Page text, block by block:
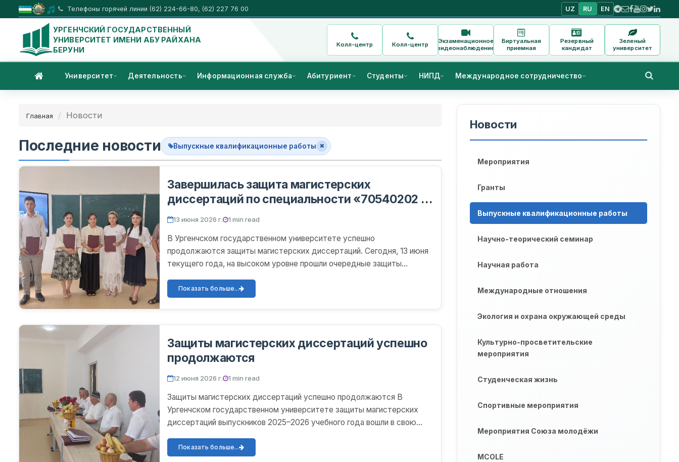
Телефоны горячей линии (62) 224-66-80, (62) 227 76 00 UZ RU EN
УРГЕНЧСКИЙ ГОСУДАРСТВЕННЫЙ
УНИВЕРСИТЕТ ИМЕНИ АБУ РАЙХАНА
БЕРУНИ
Колл-центр Колл-центр
Экзаменационное
видеонаблюдение
Виртуальная
приемная
Резервный
кандидат
Зеленый
университет
Университет Деятельность Информационная служба Абитуриент Студенты НИПД Международное сотрудничество
Главная Новости
Последние новости Выпускные квалификационные работы
Завершилась защита магистерских
диссертаций по специальности «70540202 –
Математический инжиниринг»
13 июня 2026 г. 1 min read
В Ургенчском государственном университете успешно
продолжаются защиты магистерских диссертаций. Сегодня, 13 июня
текущего года, на высоком уровне прошли очередные защиты
Показать больше...
Защиты магистерских диссертаций успешно
продолжаются
12 июня 2026 г. 1 min read
Защиты магистерских диссертаций успешно продолжаются В
Ургенчском государственном университете защиты магистерских
диссертаций выпускников 2025–2026 учебного года вошли в свою
Показать больше...
Новости
Мероприятия
Гранты
Выпускные квалификационные работы
Научно-теорический семинар
Научная работа
Международные отношения
Экология и охрана окружающей среды
Культурно-просветительские
мероприятия
Студенческая жизнь
Спортивные мероприятия
Мероприятия Союза молодёжи
MCOLE